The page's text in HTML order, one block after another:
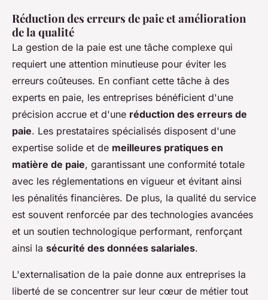
Réduction des erreurs de paie et amélioration
de la qualité
La gestion de la paie est une tâche complexe qui
requiert une attention minutieuse pour éviter les
erreurs coûteuses. En confiant cette tâche à des
experts en paie, les entreprises bénéficient d'une
précision accrue et d'une réduction des erreurs de
paie. Les prestataires spécialisés disposent d'une
expertise solide et de meilleures pratiques en
matière de paie, garantissant une conformité totale
avec les réglementations en vigueur et évitant ainsi
les pénalités financières. De plus, la qualité du service
est souvent renforcée par des technologies avancées
et un soutien technologique performant, renforçant
ainsi la sécurité des données salariales.
L'externalisation de la paie donne aux entreprises la
liberté de se concentrer sur leur cœur de métier tout